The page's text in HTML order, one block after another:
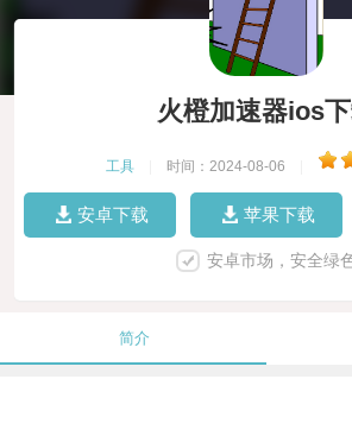
火橙加速器ios
工具 时间：2024-08-06
安卓下载 苹果下载
安卓市场，安全绿
简介